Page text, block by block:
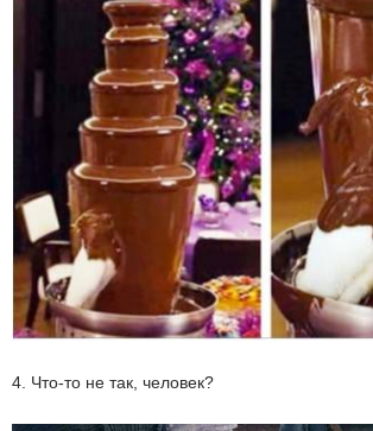
4. Что-то не так, человек?